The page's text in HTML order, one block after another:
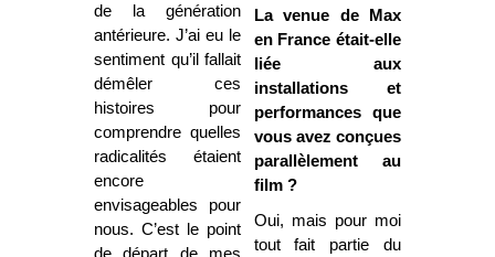
de la génération
antérieure. J’ai eu le
sentiment qu’il fallait
démêler ces
histoires pour
comprendre quelles
radicalités étaient
encore
envisageables pour
nous. C’est le point
de départ de mes
La venue de Max
en France était-elle
liée aux
installations et
performances que
vous avez conçues
parallèlement au
film ?
Oui, mais pour moi
tout fait partie du